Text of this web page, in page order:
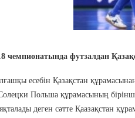
чемпионатында футзалдан
есебін Қазақстан
Польша құрамасының
деген сәтте Қаазақстан